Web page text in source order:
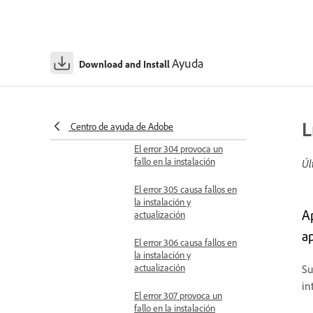
Download and InstallAyuda
Centro de ayuda de Adobe
la instalación y
fallo en la instalación
El error 304 provoca un
fallo en la instalación
El error 305 causa fallos en
la instalación y
actualización
El error 306 causa fallos en
la instalación y
actualización
El error 307 provoca un
fallo en la instalación